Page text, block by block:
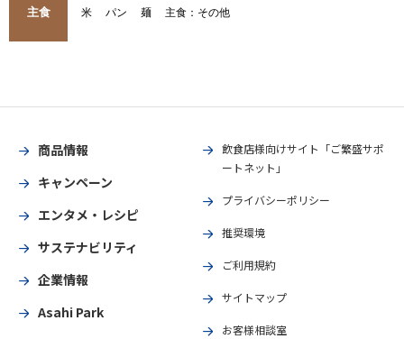
主食 米 パン 麺 主食：その他
商品情報
キャンペーン
エンタメ・レシピ
サステナビリティ
企業情報
Asahi Park
飲食店様向けサイト「ご繁盛サポ
ートネット」
プライバシーポリシー
推奨環境
ご利用規約
サイトマップ
お客様相談室